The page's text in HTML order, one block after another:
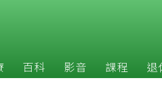
百科 影音 課程 退